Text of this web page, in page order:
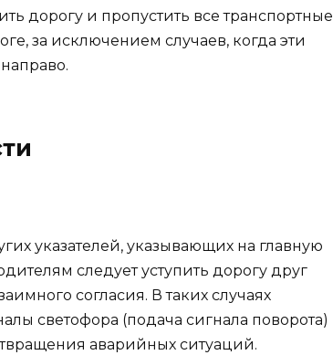
дорогу и пропустить все транспортные
за исключением случаев, когда эти
указателей, указывающих на главную
следует уступить дорогу друг
согласия. В таких случаях
светофора (подача сигнала поворота)
аварийных ситуаций.